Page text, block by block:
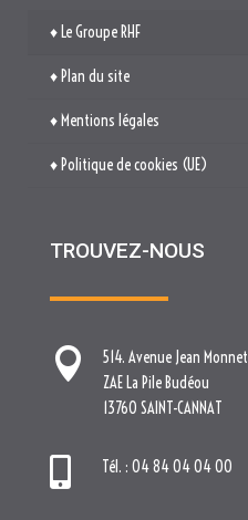
♦ Le Groupe RHF
♦ Plan du site
♦ Mentions légales
♦ Politique de cookies (UE)
TROUVEZ-NOUS

514. Avenue Jean Monnet
ZAE La Pile Budéou
13760 SAINT-CANNAT
 Tél. : 04 84 04 04 00